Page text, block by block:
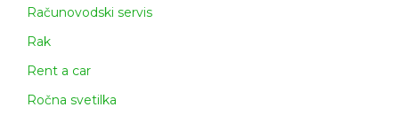
Računovodski servis
Rak
Rent a car
Ročna svetilka